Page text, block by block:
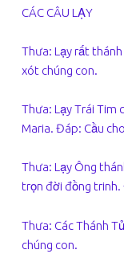
CÁC CÂU LẠY
Thưa: Lạy rất
xót chúng con.
Thưa: Lạy Trái Tim
Maria. Đáp: Cầu
Thưa: Lạy Ông
trọn đời đồng trinh.
Thưa: Các Thánh
chúng con.